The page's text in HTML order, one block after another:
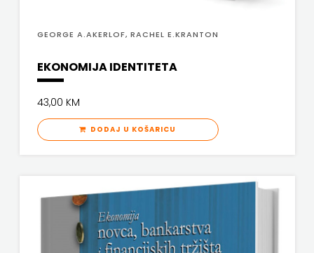
GEORGE A.AKERLOF, RACHEL E.KRANTON
EKONOMIJA IDENTITETA
43,00 KM
DODAJ U KOŠARICU